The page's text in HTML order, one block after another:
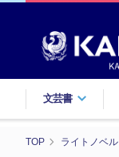
文芸書
TOP ライトノベル